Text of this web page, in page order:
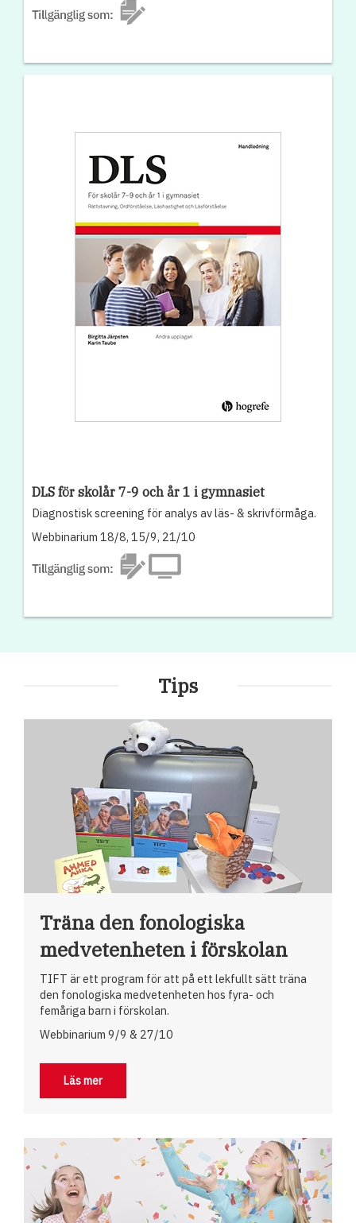
DLS för skolår 7-9 och år 1 i gymnasiet
Diagnostisk screening för analys av läs- & skrivförmåga.
Webbinarium 18/8, 15/9, 21/10
Tips
Träna den fonologiska
medvetenheten i förskolan
TIFT är ett program för att på ett lekfullt sätt träna
den fonologiska medvetenheten hos fyra- och
femåriga barn i förskolan.
Webbinarium 9/9 & 27/10
Läs mer